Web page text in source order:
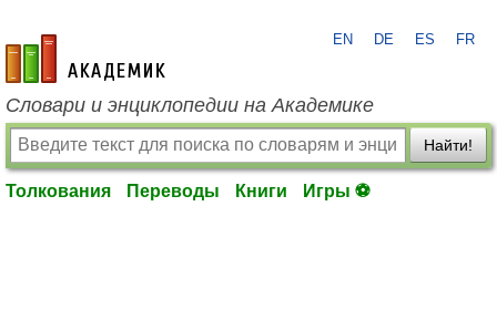
academic.ru
EN DE ES FR
Словари и энциклопедии на Академике
Найти!
Толкования Переводы Книги Игры ⚽